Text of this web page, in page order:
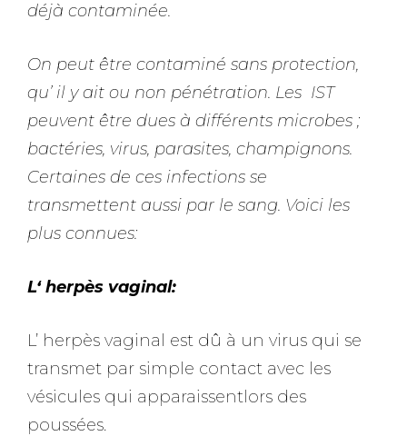
déjà contaminée.
On peut être contaminé sans protection,
qu’ il y ait ou non pénétration. Les IST
peuvent être dues à différents microbes ;
bactéries, virus, parasites, champignons.
Certaines de ces infections se
transmettent aussi par le sang. Voici les
plus connues:
L‘ herpès vaginal:
L’ herpès vaginal est dû à un virus qui se
transmet par simple contact avec les
vésicules qui apparaissentlors des
poussées.